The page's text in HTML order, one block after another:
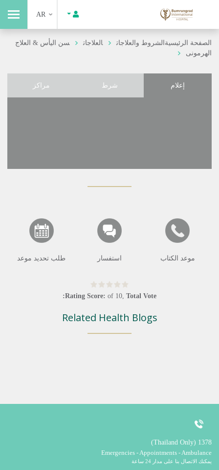
AR
الصفحة الرئيسيةالشروط والعلاجات العلاجات
سن اليأس & العلاج
الهرمونى
إعلام شرط مراكز
موعد الكتاب استفسار طلب تحديد موعد
Rating Score: of 10, Total Vote:
Related Health Blogs
1378 (Thailand Only)
Emergencies - Appointments - Ambulance
يمكنك الاتصال بنا على مدار 24 ساعة